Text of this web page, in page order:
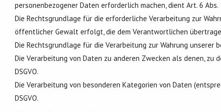
personenbezogener Daten erforderlich machen, dient Art. 6
Die Rechtsgrundlage für die erforderliche Verarbeitung zur
öffentlicher Gewalt erfolgt, die dem Verantwortlichen
Die Rechtsgrundlage für die Verarbeitung zur Wahrung unserer
Die Verarbeitung von Daten zu anderen Zwecken als denen, zu
DSGVO.
Die Verarbeitung von besonderen Kategorien von Daten
DSGVO.